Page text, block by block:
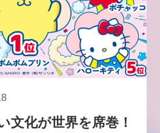
特集
動画
サイトマップ
お問い合わせ
報保護法について
採用情報
予定のセミナー
非公開: 【8/6開催】AIエージェン
ト時代、日本企業は何から始める
新潮流から学ぶ〜
文化が世界を席巻！